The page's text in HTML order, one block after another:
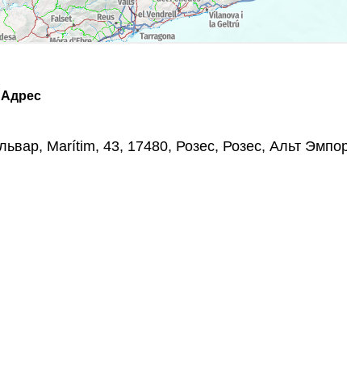
Адрес
Marítim, 43, 17480, Розес, Розес, Альт